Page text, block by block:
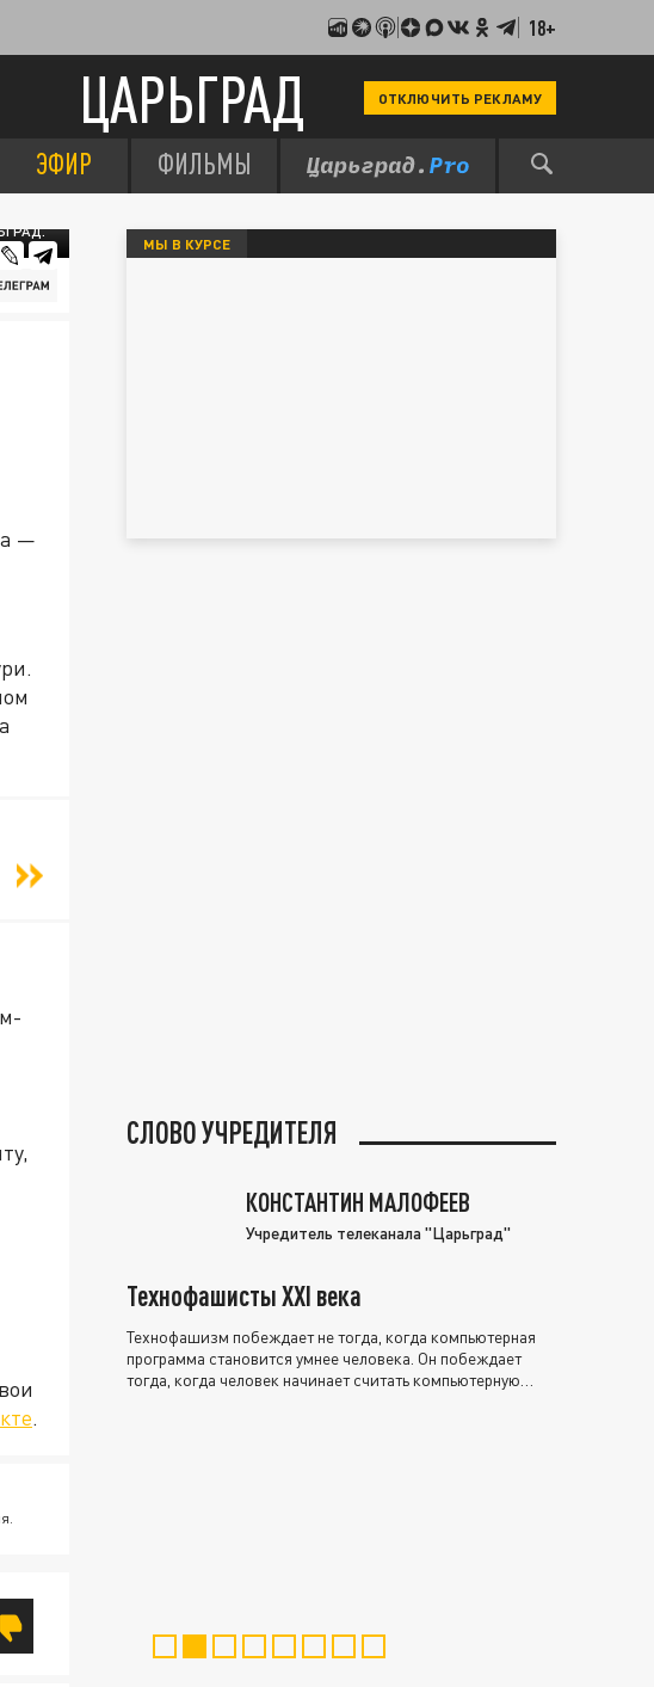
18+
ЦАРЬГРАД ОТКЛЮЧИТЬ РЕКЛАМУ
ЭФИР ФИЛЬМЫ
—
.
МЫ В КУРСЕ
СЛОВО УЧРЕДИТЕЛЯ
КОНСТАНТИН МАЛОФЕЕВ
Учредитель телеканала "Царьград"
Технофашисты XXI века
Технофашизм побеждает не тогда, когда компьютерная
программа становится умнее человека. Он побеждает
тогда, когда человек начинает считать компьютерную